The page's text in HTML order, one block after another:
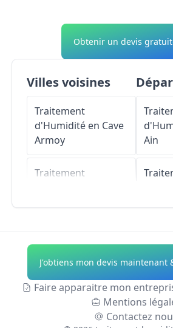
Obtenir un devis
Villes voisines
Traitement
d'Humidité en Cave
Armoy
Traitement
Traitement
Marin
Traitement
d'Humidité en Cave
Ain
Allier
J'obtiens mon devis maintenant
Faire apparaitre mon
Mentions
Contactez